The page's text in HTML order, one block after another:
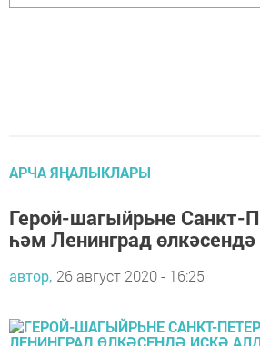
АРЧА ЯҢАЛЫКЛАРЫ
Герой-шагыйрьне Санкт-
һәм Ленинград
автор, 26 август 2020 - 16:25